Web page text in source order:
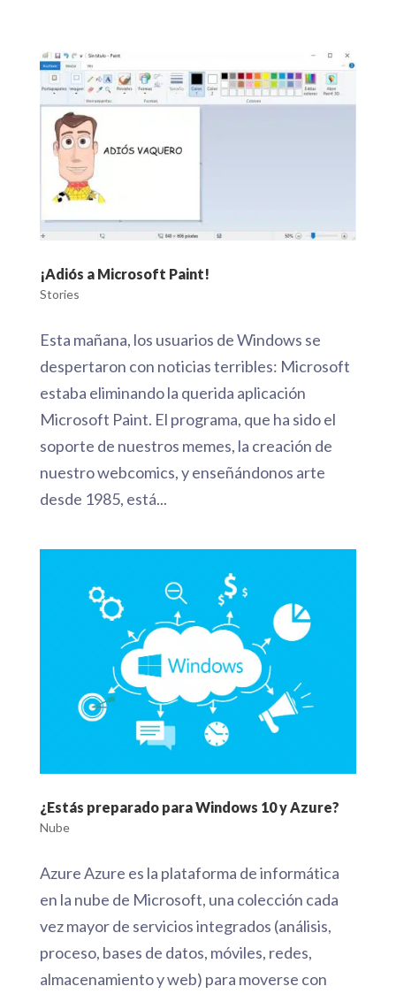
¡Adiós a Microsoft Paint!
Stories
Esta mañana, los usuarios de Windows se
despertaron con noticias terribles: Microsoft
estaba eliminando la querida aplicación
Microsoft Paint. El programa, que ha sido el
soporte de nuestros memes, la creación de
nuestro webcomics, y enseñándonos arte
desde 1985, está...
Nube
Azure Azure es la plataforma de informática
en la nube de Microsoft, una colección cada
vez mayor de servicios integrados (análisis,
proceso, bases de datos, móviles, redes,
almacenamiento y web) para moverse con